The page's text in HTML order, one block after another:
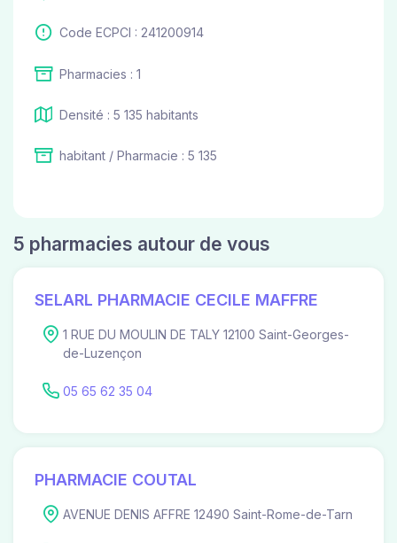
Code ECPCI : 241200914
Pharmacies : 1
Densité : 5 135 habitants
habitant / Pharmacie : 5 135
5 pharmacies autour de vous
SELARL PHARMACIE CECILE MAFFRE
1 RUE DU MOULIN DE TALY 12100 Saint-Georges-
de-Luzençon
05 65 62 35 04
PHARMACIE COUTAL
AVENUE DENIS AFFRE 12490 Saint-Rome-de-Tarn